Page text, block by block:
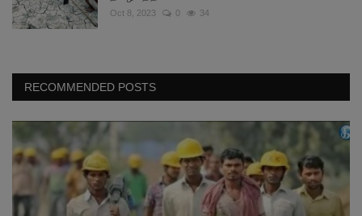
Oct 8, 2023 0 34
RECOMMENDED POSTS